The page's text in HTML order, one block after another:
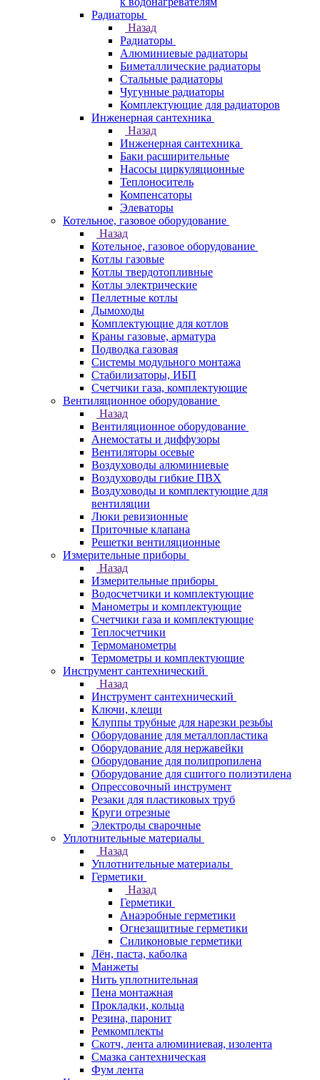
Радиаторы
Назад
Радиаторы
Алюминиевые радиаторы
Биметаллические радиаторы
Стальные радиаторы
Чугунные радиаторы
Комплектующие для радиаторов
Инженерная сантехника
Назад
Инженерная сантехника
Баки расширительные
Насосы циркуляционные
Теплоноситель
Компенсаторы
Элеваторы
Котельное, газовое оборудование
Назад
Котельное, газовое оборудование
Котлы газовые
Котлы твердотопливные
Котлы электрические
Пеллетные котлы
Дымоходы
Комплектующие для котлов
Краны газовые, арматура
Подводка газовая
Системы модульного монтажа
Стабилизаторы, ИБП
Счетчики газа, комплектующие
Вентиляционное оборудование
Назад
Вентиляционное оборудование
Анемостаты и диффузоры
Вентиляторы осевые
Воздуховоды алюминиевые
Воздуховоды гибкие ПВХ
Воздуховоды и комплектующие для
вентиляции
Люки ревизионные
Приточные клапана
Решетки вентиляционные
Измерительные приборы
Назад
Измерительные приборы
Водосчетчики и комплектующие
Манометры и комплектующие
Счетчики газа и комплектующие
Теплосчетчики
Термоманометры
Термометры и комплектующие
Инструмент сантехнический
Назад
Инструмент сантехнический
Ключи, клещи
Клуппы трубные для нарезки резьбы
Оборудование для металлопластика
Оборудование для нержавейки
Оборудование для полипропилена
Оборудование для сшитого полиэтилена
Опрессовочный инструмент
Резаки для пластиковых труб
Круги отрезные
Электроды сварочные
Уплотнительные материалы
Назад
Уплотнительные материалы
Герметики
Назад
Герметики
Анаэробные герметики
Огнезащитные герметики
Силиконовые герметики
Лён, паста, каболка
Манжеты
Нить уплотнительная
Пена монтажная
Прокладки, кольца
Резина, паронит
Ремкомплекты
Скотч, лента алюминиевая, изолента
Смазка сантехническая
Фум лента